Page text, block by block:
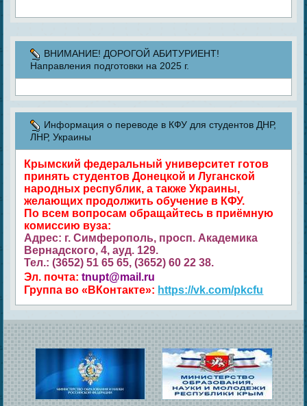
ВНИМАНИЕ! ДОРОГОЙ АБИТУРИЕНТ!
Направления подготовки на 2025 г.
Информация о переводе в КФУ для студентов ДНР,
ЛНР, Украины
Крымский федеральный университет готов
принять студентов Донецкой и Луганской
народных республик, а также Украины,
желающих продолжить обучение в КФУ.
По всем вопросам обращайтесь в приёмную
комиссию вуза:
Адрес: г. Симферополь, просп. Академика
Вернадского, 4, ауд. 129.
Тел.: (3652) 51 65 65, (3652) 60 22 38.
Эл. почта:tnupt@mail.ru
Группа во «ВКонтакте»: https://vk.com/pkcfu